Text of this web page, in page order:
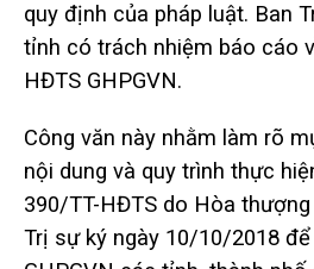
quy định của pháp luật. Ban
tỉnh có trách nhiệm báo cáo
HĐTS GHPGVN.
Công văn này nhằm làm rõ
nội dung và quy trình thực
390/TT-HĐTS do Hòa
Trị sự ký ngày 10/10/2018